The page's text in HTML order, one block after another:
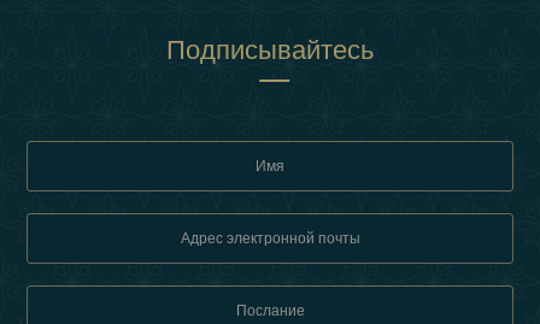
Подписывайтесь